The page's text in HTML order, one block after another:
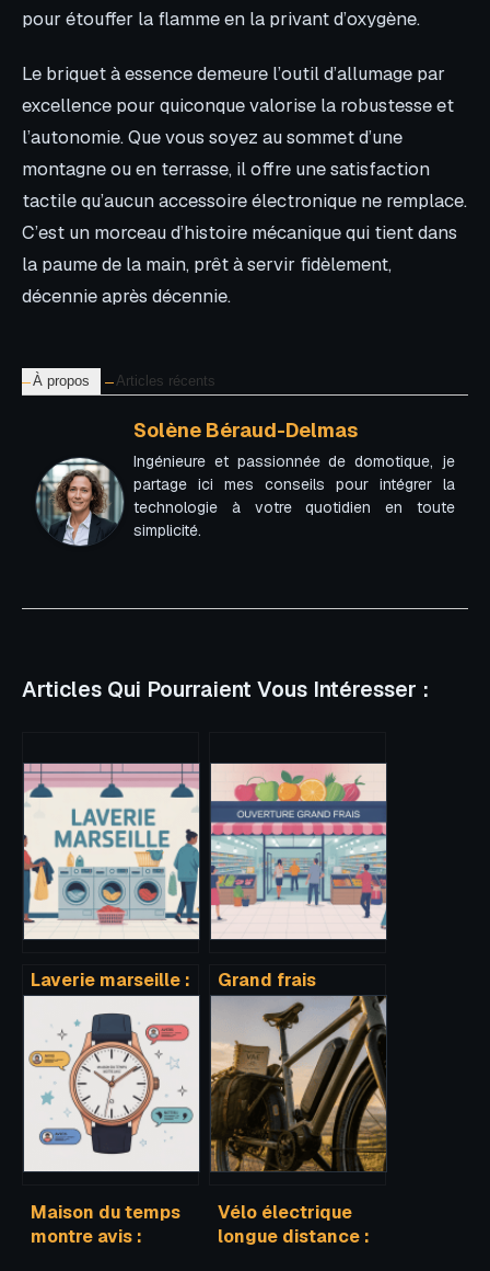
pour étouffer la flamme en la privant d’oxygène.
Le briquet à essence demeure l’outil d’allumage par
excellence pour quiconque valorise la robustesse et
l’autonomie. Que vous soyez au sommet d’une
montagne ou en terrasse, il offre une satisfaction
tactile qu’aucun accessoire électronique ne remplace.
C’est un morceau d’histoire mécanique qui tient dans
la paume de la main, prêt à servir fidèlement,
décennie après décennie.
À propos Articles récents
Solène Béraud-Delmas
Ingénieure et passionnée de domotique, je
partage ici mes conseils pour intégrer la
technologie à votre quotidien en toute
simplicité.
Articles Qui Pourraient Vous Intéresser :
Laverie marseille :
pour choisir la
bonne adresse
Grand frais
ouverture
prochaine :
comment ne rien
rater des
nouveaux
magasins
Maison du temps
montre avis :
Vélo électrique
longue distance :